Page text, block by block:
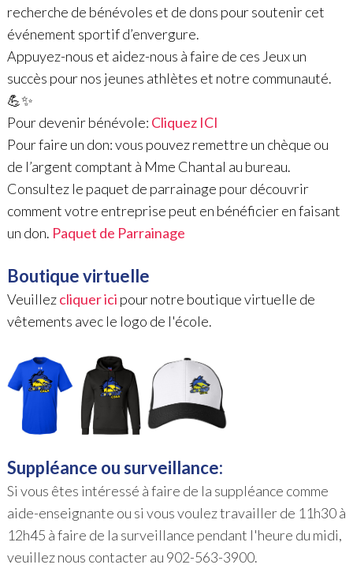
recherche de bénévoles et de dons pour soutenir cet
événement sportif d’envergure.
Appuyez-nous et aidez-nous à faire de ces Jeux un
succès pour nos jeunes athlètes et notre communauté.
💪✨
Pour devenir bénévole: Cliquez ICI
Pour faire un don: vous pouvez remettre un chèque ou
de l’argent comptant à Mme Chantal au bureau.
Consultez le paquet de parrainage pour découvrir
comment votre entreprise peut en bénéficier en faisant
un don. Paquet de Parrainage
Boutique virtuelle
Veuillezcliquer ici pour notre boutique virtuelle de
vêtements avec le logo de l'école.
Suppléance ou surveillance:
Si vous êtes intéressé à faire de la suppléance comme
aide-enseignante ou si vous voulez travailler de 11h30 à
12h45 à faire de la surveillance pendant l'heure du midi,
veuillez nous contacter au 902-563-3900.